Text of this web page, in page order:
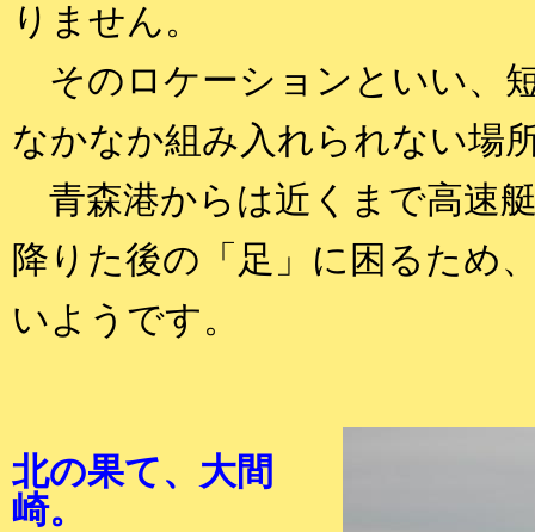
りません。
そのロケーションといい、
なかなか組み入れられない場
青森港からは近くまで高速
降りた後の「足」に困るため
いようです。
北の果て、大間
崎。